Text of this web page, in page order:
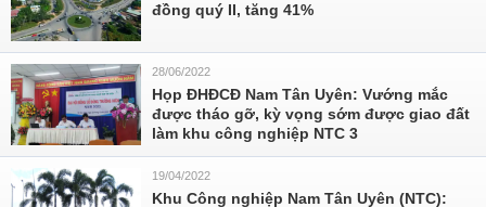
đồng quý II, tăng 41%
28/06/2022
Họp ĐHĐCĐ Nam Tân Uyên: Vướng mắc
được tháo gỡ, kỳ vọng sớm được giao đất
làm khu công nghiệp NTC 3
19/04/2022
Khu Công nghiệp Nam Tân Uyên (NTC):